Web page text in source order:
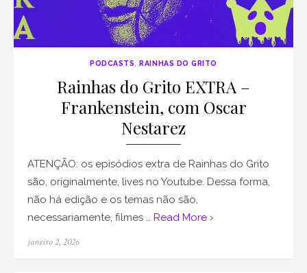
PODCASTS,RAINHAS DO GRITO
Rainhas do Grito EXTRA –
Frankenstein, com Oscar
Nestarez
ATENÇÃO: os episódios extra de Rainhas do Grito
são, originalmente, lives no Youtube. Dessa forma,
não há edição e os temas não são,
necessariamente, filmes … Read More ›
Posted
janeiro 2, 2026